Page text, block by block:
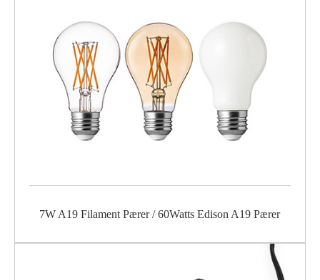
7W A19 Filament Pærer / 60Watts Edison A19 Pærer